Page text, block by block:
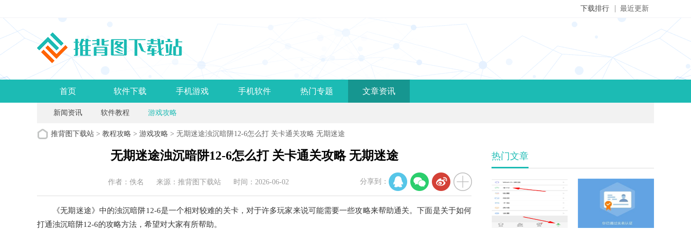
最近更新
下载排行
首页 软件下载 手机游戏 手机软件 热门专题 文章资讯
新闻资讯 软件教程 游戏攻略
推背图下载站 > 教程攻略 > 游戏攻略 > 无期迷途浊沉暗阱12-6怎么打 关卡通关攻略 无期迷途
无期迷途浊沉暗阱12-6怎么打 关卡通关攻略 无期迷途
作者：佚名 来源：推背图下载站 时间：2026-06-02
《无期迷途》中的浊沉暗阱12-6是一个相对较难的关卡，对于许多玩家来说可能需要一些攻略来帮助通关。下面是关于如何
打通浊沉暗阱12-6的攻略方法，希望对大家有所帮助。
分享到：
热门文章